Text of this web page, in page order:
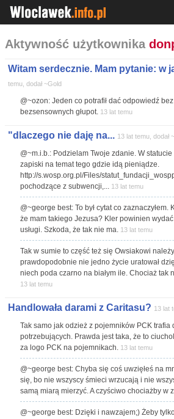
Aktywność użytkownika
Witam serdecznie. Mam pytanie: w
temu, dodał ~Gold
@~ozon: Jeden co potrafił dać odpowiedź
bezsensownych głupot. 13 lat temu
"dlaczego nie daję na... 13 lat temu, dodał
@~m.i.b.: Podzielam Twoje zdanie. W
zapiski na temat tego gdzie idą pieniądze.
http://s.wosp.org.pl/Files/
pochodzące z subwencji,... 13 lat temu
@~george best: To był cytat co zaznaczyłem.
że mam takiego Jezusa? Kler powinien
usługi. Szkoda, że tak nie ma. 13 lat temu
Tak w sumie to część też się Owsiakowi
prawdopodobnie nie jedno życie uratował
niech poda czarno na białym ile. Chociaż tak
13 lat temu
Handlowała darami z Caritasu? 13 lat
Tak samo jak odzież z pojemników PCK trafia
potrzebujących. Prawda jest taka, że to
za logo PCK na pojemnikach. 13 lat temu
@~george best: Chyba się coś uwzięłeś na
się, bo nie wszyscy śmieci wrzucają i nie
samą miarą mierzyć. A czyściwo chociażby w
@~george best: Dzięki i nawzajem;) Żeby